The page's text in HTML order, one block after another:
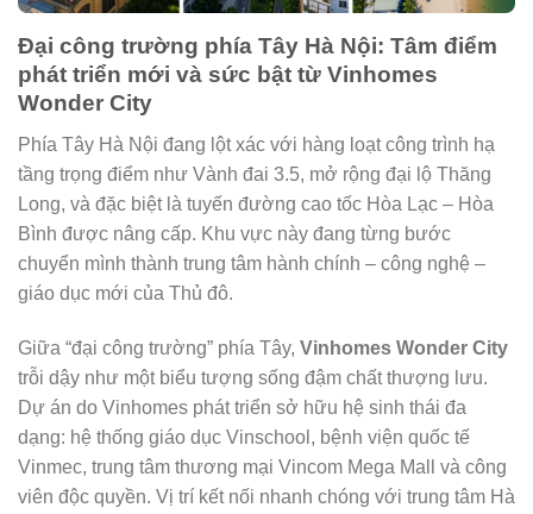
Đại công trường phía Tây Hà Nội: Tâm điểm
phát triển mới và sức bật từ Vinhomes
Wonder City
Phía Tây Hà Nội đang lột xác với hàng loạt công trình hạ
tầng trọng điểm như Vành đai 3.5, mở rộng đại lộ Thăng
Long, và đặc biệt là tuyến đường cao tốc Hòa Lạc – Hòa
Bình được nâng cấp. Khu vực này đang từng bước
chuyển mình thành trung tâm hành chính – công nghệ –
giáo dục mới của Thủ đô.
Giữa “đại công trường” phía Tây, Vinhomes Wonder City
trỗi dậy như một biểu tượng sống đậm chất thượng lưu.
Dự án do Vinhomes phát triển sở hữu hệ sinh thái đa
dạng: hệ thống giáo dục Vinschool, bệnh viện quốc tế
Vinmec, trung tâm thương mại Vincom Mega Mall và công
viên độc quyền. Vị trí kết nối nhanh chóng với trung tâm Hà